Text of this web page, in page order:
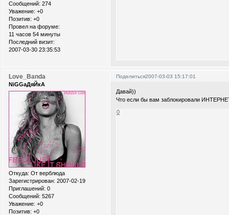
Сообщений: 274
Уважение: +0
Позитив: +0
Провел на форуме:
11 часов 54 минуты
Последний визит:
2007-03-30 23:35:53
Поделиться2007-03-03 15:17:01
Love_Banda
NiGGaДяЙкА
Откуда: От верблюда
Зарегистрирован: 2007-02-19
Приглашений: 0
Сообщений: 5267
Уважение: +0
Позитив: +0
Давай))
Что если бы вам заблокировали
0